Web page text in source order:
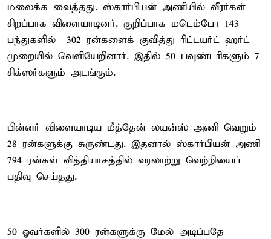
மலைக்க வைத்தது. ஸ்கார்பியன் அணியில் வீரர்கள்
சிறப்பாக விளையாடினர். குறிப்பாக மடெம்போ 143
பந்துகளில் 302 ரன்களைக் குவித்து ரிட்டயர்ட் ஹர்ட்
முறையில் வெளியேறினார். இதில் 50 பவுண்டரிகளும் 7
சிக்ஸர்களும் அடங்கும்.
பின்னர் விளையாடிய மீத்தேன் லயன்ஸ் அணி வெறும்
28 ரன்களுக்கு சுருண்டது. இதனால் ஸ்கார்பியன் அணி
794 ரன்கள் வித்தியாசத்தில் வரலாற்று வெற்றியைப்
பதிவு செய்தது.
50 ஓவர்களில் 300 ரன்களுக்கு மேல் அடிப்பதே